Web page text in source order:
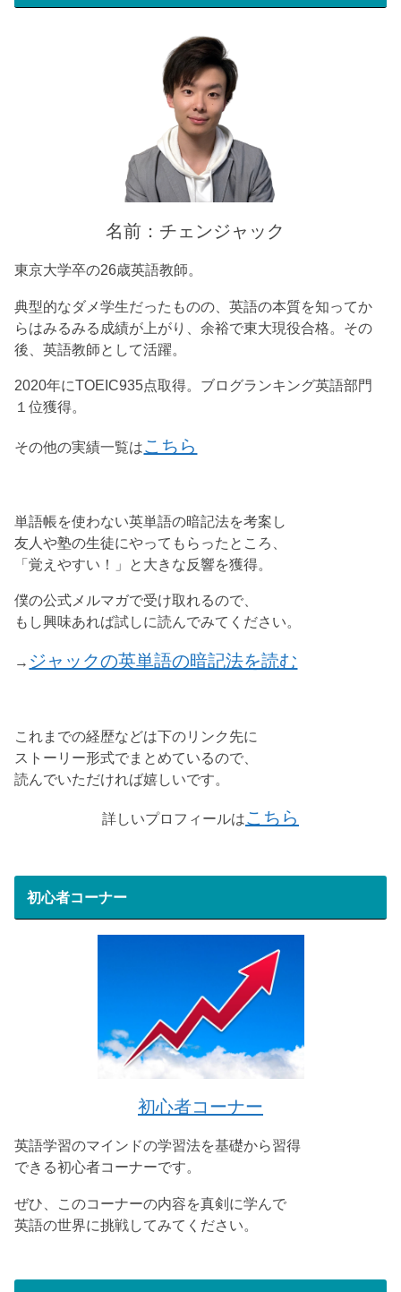
名前：チェンジャック
東京大学卒の26歳英語教師。
典型的なダメ学生だったものの、英語の本質を知ってか
らはみるみる成績が上がり、余裕で東大現役合格。その
後、英語教師として活躍。
2020年にTOEIC935点取得。ブログランキング英語部門
１位獲得。
その他の実績一覧はこちら
単語帳を使わない英単語の暗記法を考案し
友人や塾の生徒にやってもらったところ、
「覚えやすい！」と大きな反響を獲得。
僕の公式メルマガで受け取れるので、
もし興味あれば試しに読んでみてください。
→ ジャックの英単語の暗記法を読む
これまでの経歴などは下のリンク先に
ストーリー形式でまとめているので、
読んでいただければ嬉しいです。
詳しいプロフィールはこちら
初心者コーナー
初心者コーナー
英語学習のマインドの学習法を基礎から習得
できる初心者コーナーです。
ぜひ、このコーナーの内容を真剣に学んで
英語の世界に挑戦してみてください。